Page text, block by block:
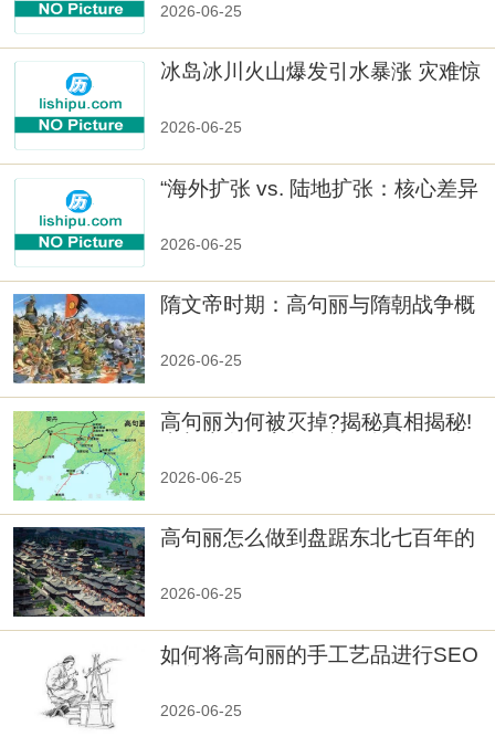
2026-06-25
冰岛冰川火山爆发引水暴涨 灾难惊
2026-06-25
“海外扩张 vs. 陆地扩张：核心差异
2026-06-25
隋文帝时期：高句丽与隋朝战争概
2026-06-25
高句丽为何被灭掉?揭秘真相揭秘!
2026-06-25
高句丽怎么做到盘踞东北七百年的
2026-06-25
如何将高句丽的手工艺品进行SEO
2026-06-25